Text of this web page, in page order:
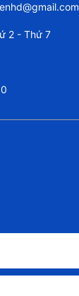
2 - Thứ 7